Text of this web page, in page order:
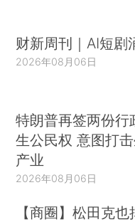
财新周刊｜AI短剧
2026年08月06日
特朗普再签两份行
生公民权 意图打
产业
2026年08月06日
【商圈】松田克